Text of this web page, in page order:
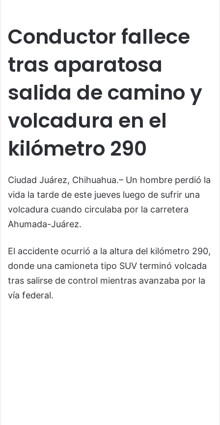
Conductor fallece
tras aparatosa
salida de camino y
volcadura en el
kilómetro 290
Ciudad Juárez, Chihuahua.– Un hombre perdió la
vida la tarde de este jueves luego de sufrir una
volcadura cuando circulaba por la carretera
Ahumada-Juárez.
El accidente ocurrió a la altura del kilómetro 290,
donde una camioneta tipo SUV terminó volcada
tras salirse de control mientras avanzaba por la
vía federal.